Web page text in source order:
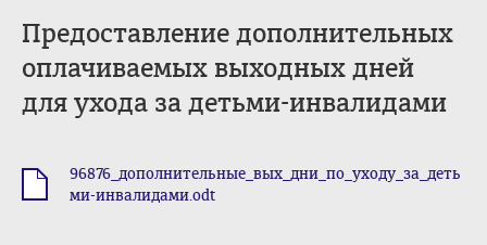
Предоставление дополнительных
оплачиваемых выходных дней
для ухода за детьми-инвалидами
96876_дополнительные_вых_дни_по_уходу_за_деть
ми-инвалидами.odt